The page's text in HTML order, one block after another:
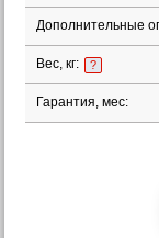
Дополнительные
Вес, кг: ?
Гарантия, мес: